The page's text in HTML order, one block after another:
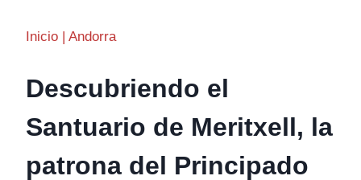
Inicio Andorra
Descubriendo el
Santuario de Meritxell, la
patrona del Principado